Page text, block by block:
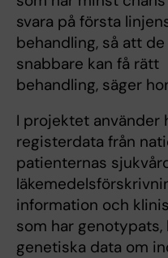
svara på första
behandling, så att de
snabbare kan få rätt
behandling, säger
I projektet använder
registerdata från
patienternas
information och
som har genotypats,
genetiska data om